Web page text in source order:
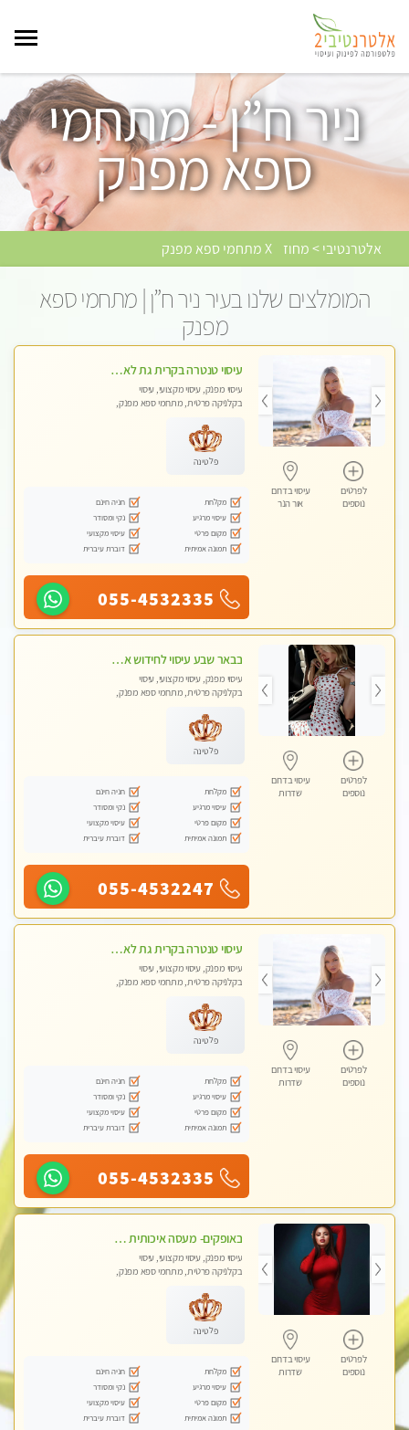
ניר ח”ן - מתחמי
ספא מפנק
אלטרנטיבי > מחוז X מתחמי ספא מפנק
המומלצים שלנו בעיר ניר ח”ן | מתחמי ספא
מפנק
לפרטים
נוספים
עיסוי בדרום
אור הנר
עיסוי טנטרה בקרית גת לא מה שחשבת הרבה יותר ממה שדמיינת פרטי!!! Highly recommended
עיסוי מפנק, עיסוי מקצועי, עיסוי
בקלניקה פרטית, מתחמי ספא מפנק,
פלטינה
מקלחת
חניה חינם
עיסוי מרגיע
נקי ומסודר
מקום פרטי
עיסוי מקצועי
תמונה אמיתית
דוברת עיברית
055-4532335
לפרטים
נוספים
עיסוי בדרום
שדרות
בבאר שבע עיסוי לחידוש אנרגיות עיסוי חלומי מומלץ מאוד פרטי!! ללא מין !!
עיסוי מפנק, עיסוי מקצועי, עיסוי
בקלניקה פרטית, מתחמי ספא מפנק,
פלטינה
מקלחת
חניה חינם
עיסוי מרגיע
נקי ומסודר
מקום פרטי
עיסוי מקצועי
תמונה אמיתית
דוברת עיברית
055-4532247
לפרטים
נוספים
עיסוי בדרום
שדרות
עיסוי טנטרה בקרית גת לא מה שחשבת הרבה יותר ממה שדמיינת פרטי!!! Highly recommended
עיסוי מפנק, עיסוי מקצועי, עיסוי
בקלניקה פרטית, מתחמי ספא מפנק,
טנטרה
פלטינה
מקלחת
חניה חינם
עיסוי מרגיע
נקי ומסודר
מקום פרטי
עיסוי מקצועי
תמונה אמיתית
דוברת עיברית
055-4532335
לפרטים
נוספים
עיסוי בדרום
שדרות
באופקים- מעסה איכותית לעיסוי מקצועי ומפנק לכל שרירי הגוף עיסוי רפואי, מרגיע, קלאסי- Highly recommended
עיסוי מפנק, עיסוי מקצועי, עיסוי
בקלניקה פרטית, מתחמי ספא מפנק,
פלטינה
מקלחת
חניה חינם
עיסוי מרגיע
נקי ומסודר
מקום פרטי
עיסוי מקצועי
תמונה אמיתית
דוברת עיברית